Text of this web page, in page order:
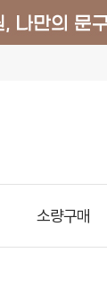
소량구매